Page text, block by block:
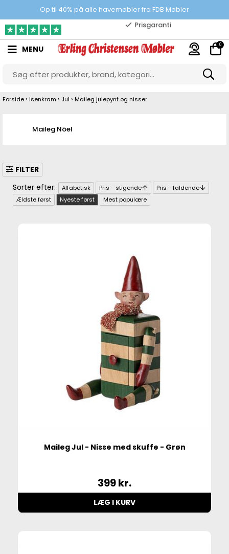
Op til 40% på alle havemøbler fra FDB Møbler
Prisgaranti
10.000 m2 showroom
Gratis & gode parkeringsforhold
MENU 0
Forside › Isenkram › Jul › Maileg julepynt og nisser
Maileg Nöel
FILTER
Alfabetisk Pris - stigende
Pris - faldende
Ældste først
Nyeste først Mest populære
Maileg Jul - Nisse med skuffe - Grøn
399kr.
LÆG I KURV